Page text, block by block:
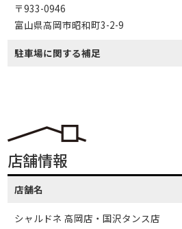
〒933-0946
富山県高岡市昭和町3-2-9
駐車場に関する補足
店舗情報
店舗名
シャルドネ 高岡店・国沢タンス店